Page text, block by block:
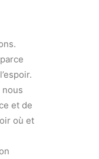
nous
et de
où et